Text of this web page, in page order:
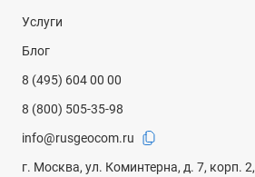
Услуги
Блог
8 (495) 604 00 00
8 (800) 505-35-98
info@rusgeocom.ru
г. Москва, ул. Коминтерна, д. 7, корп. 2,